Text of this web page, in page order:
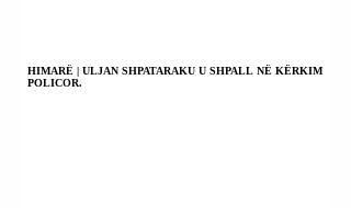
HIMARË | ULJAN SHPATARAKU U SHPALL NË KËRKIM
POLICOR.